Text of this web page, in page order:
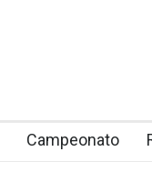
Campeonato